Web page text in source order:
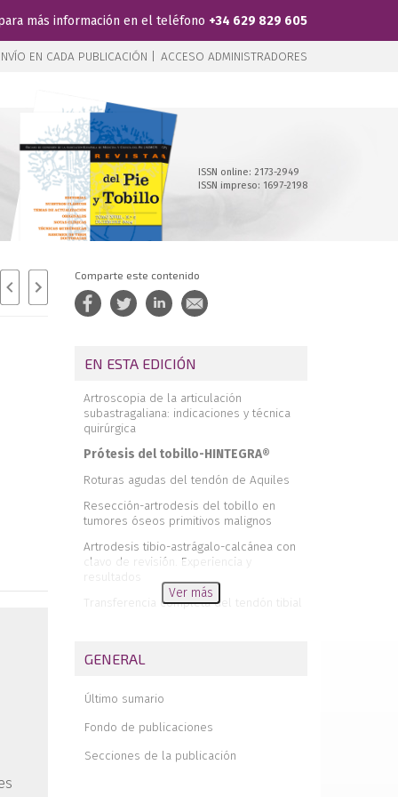
más información en el teléfono +34 629 829 605
EN CADA PUBLICACIÓN | ACCESO ADMINISTRADORES
ISSN online: 2173-2949
ISSN impreso: 1697-2198
Comparte este contenido
EN ESTA EDICIÓN
Artroscopia de la articulación
subastragaliana: indicaciones y técnica
quirúrgica
Prótesis del tobillo-HINTEGRA®
Roturas agudas del tendón de Aquiles
Resección-artrodesis del tobillo en
tumores óseos primitivos malignos
Artrodesis tibio-astrágalo-calcánea con
clavo de revisión. Experiencia y
resultados
Transferencia completa del tendón tibial
Evaluación de resultados de fracturas de
Terminología conflictiva en la medicina y
escafoidectomía del astrágalo vertical
Ver más
GENERAL
Último sumario
Fondo de publicaciones
Secciones de la publicación